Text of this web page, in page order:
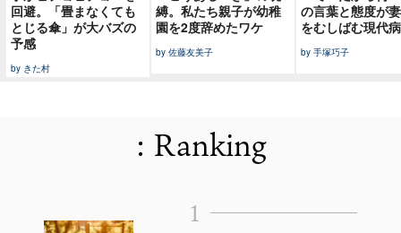
回避。「畳まなくても
とじる傘」が大バズの
予感
by きた村
縛。私たち親子が幼稚
園を2度辞めたワケ
by 佐藤友美子
の言葉と態度が
をむしばむ現代病
by 手塚巧子
: Ranking
1